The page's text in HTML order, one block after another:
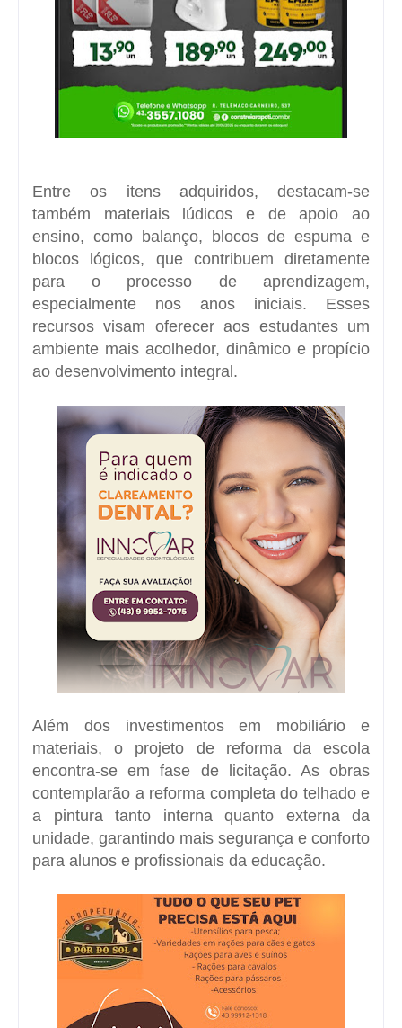
Entre os itens adquiridos, destacam-se
também materiais lúdicos e de apoio ao
ensino, como balanço, blocos de espuma e
blocos lógicos, que contribuem diretamente
para o processo de aprendizagem,
especialmente nos anos iniciais. Esses
recursos visam oferecer aos estudantes um
ambiente mais acolhedor, dinâmico e propício
ao desenvolvimento integral.
Além dos investimentos em mobiliário e
materiais, o projeto de reforma da escola
encontra-se em fase de licitação. As obras
contemplarão a reforma completa do telhado e
a pintura tanto interna quanto externa da
unidade, garantindo mais segurança e conforto
para alunos e profissionais da educação.